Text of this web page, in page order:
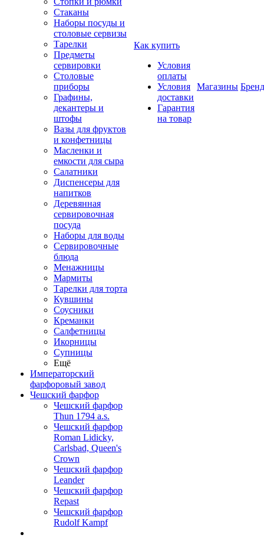
Стаканы
Наборы посуды и
столовые сервизы
Тарелки
Предметы
сервировки
Столовые
приборы
Графины,
декантеры и
штофы
Вазы для фруктов
и конфетницы
Масленки и
емкости для сыра
Салатники
Диспенсеры для
напитков
Деревянная
сервировочная
посуда
Наборы для воды
Сервировочные
блюда
Менажницы
Мармиты
Тарелки для торта
Кувшины
Соусники
Креманки
Салфетницы
Икорницы
Супницы
Ещё
Императорский
фарфоровый завод
Чешский фарфор
Чешский фарфор
Thun 1794 a.s.
Чешский фарфор
Roman Lidicky,
Carlsbad, Queen's
Crown
Чешский фарфор
Leander
Чешский фарфор
Repast
Чешский фарфор
Rudolf Kampf
Как купить
Условия
оплаты
Условия
доставки
Гарантия
на товар
Магазины